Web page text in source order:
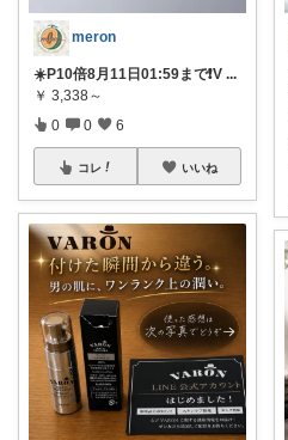
meron
☀️P10倍8月11日01:59まで❗️V ...
￥ 3,338～
0 0 6
コレ いいね